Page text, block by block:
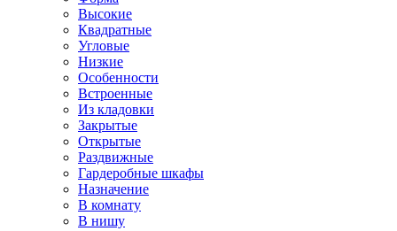
Высокие
Квадратные
Угловые
Низкие
Особенности
Встроенные
Из кладовки
Закрытые
Открытые
Раздвижные
Гардеробные шкафы
Назначение
В комнату
В нишу